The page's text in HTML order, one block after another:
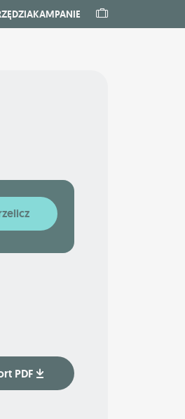
KAMPANIE
PDF